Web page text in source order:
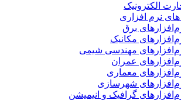
افزاری
برق
مکانیک
مهندسی شیمی
عمران
معماری
شهرسازی
گرافیک و انیمیشن